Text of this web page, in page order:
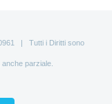
| Tutti i Diritti sono
parziale.